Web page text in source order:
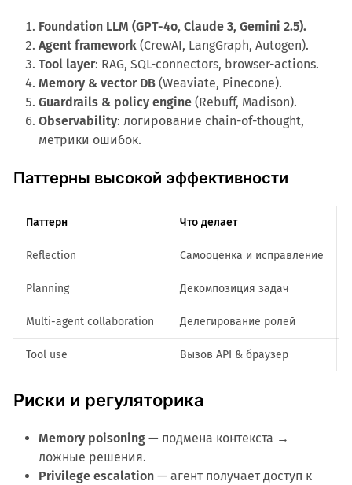
Foundation LLM (GPT-4o, Claude 3, Gemini 2.5).
Agent framework(CrewAI, LangGraph, Autogen).
Tool layer: RAG, SQL-connectors, browser-actions.
Memory & vector DB(Weaviate, Pinecone).
Guardrails & policy engine(Rebuff, Madison).
Observability: логирование chain-of-thought,
метрики ошибок.
Паттерны высокой эффективности
Паттерн Что делает
Reflection Самооценка и исправление
Planning Декомпозиция задач
Multi-agent collaboration Делегирование ролей
Tool use Вызов API & браузер
Риски и регуляторика
Memory poisoning— подмена контекста →
ложные решения.
Privilege escalation— агент получает доступ к